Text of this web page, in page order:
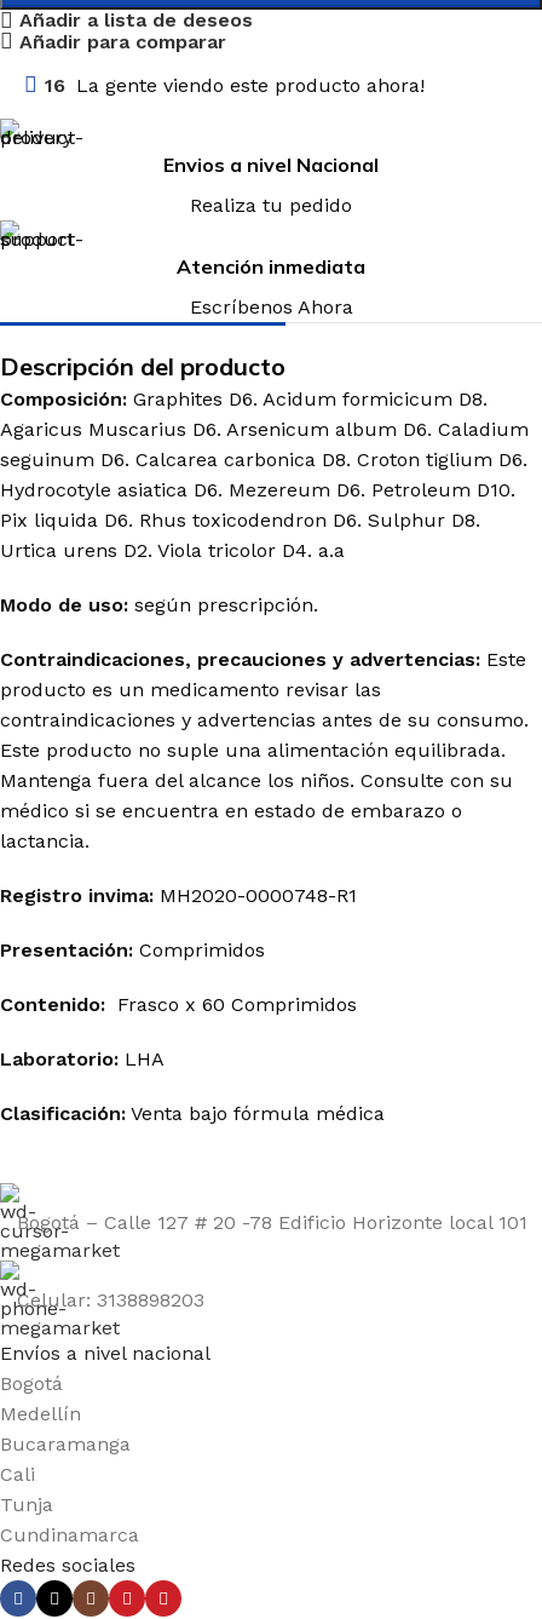
Añadir a lista de deseos
Añadir para comparar
16 La gente viendo este producto ahora!
Envios a nivel Nacional
Realiza tu pedido
Atención inmediata
Escríbenos Ahora
Descripción del producto
Composición: Graphites D6. Acidum formicicum D8.
Agaricus Muscarius D6. Arsenicum album D6. Caladium
seguinum D6. Calcarea carbonica D8. Croton tiglium D6.
Hydrocotyle asiatica D6. Mezereum D6. Petroleum D10.
Pix liquida D6. Rhus toxicodendron D6. Sulphur D8.
Urtica urens D2. Viola tricolor D4. a.a
Modo de uso: según prescripción.
Contraindicaciones, precauciones y advertencias: Este
producto es un medicamento revisar las
contraindicaciones y advertencias antes de su consumo.
Este producto no suple una alimentación equilibrada.
Mantenga fuera del alcance los niños. Consulte con su
médico si se encuentra en estado de embarazo o
lactancia.
Registro invima: MH2020-0000748-R1
Presentación: Comprimidos
Contenido: Frasco x 60 Comprimidos
Laboratorio: LHA
Clasificación: Venta bajo fórmula médica
Bogotá – Calle 127 # 20 -78 Edificio Horizonte local 101
Celular: 3138898203
Envíos a nivel nacional
Bogotá
Medellín
Bucaramanga
Cali
Tunja
Cundinamarca
Redes sociales